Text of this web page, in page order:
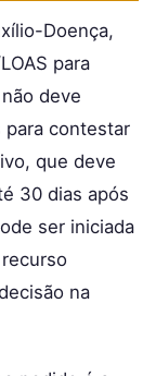
Doença,
para
deve
para contestar
que deve
30 dias após
ser iniciada
na